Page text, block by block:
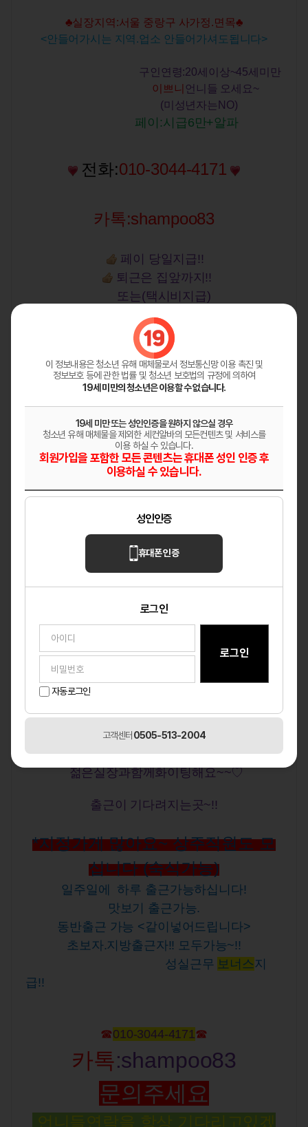
♣실장지역:서울 중랑구 사가정.면목♣
<안들어가시는 지역.업소 안들어가셔도됩니다>
구인연령:20세이상~45세미만
이쁘니 언니들 오세요~
(미성년자는NO)
페이:시급6만+알파
전화:010-3044-4171
카톡:shampoo83
페 이 당일지급!!
퇴근은 집앞까지!!
또는(택시비지급)
확실한갯수보장!!
만근출근시 보너스지급
**복장**
<슬리퍼 긴바지x>
무엇이든부담NO편하게문의하세여
콜이온다고 아무곳이나가지않습니
다~
진상이라면 바로나오셔도됩니다(눈치NO)
010-3044-4171
젊은실장과함께화이팅해요~~♡
출근이 기다려지는곳~!!
*지정가게 많아요~ 상주직원도 모
십니다 (숙식가능)
일주일에 하루 출근가능하십니다!
맛보기 출근가능.
동반출근 가능 <같이넣어드립니다>
초보자.지방출근자!! 모두가능~!!
성실근무 보너스지
급!!
☎010-3044-4171☎
카톡:shampoo83
문의주세요
이 정보내용은 청소년 유해 매체물로서 정보통신망 이용 촉진 및
정보보호 등에 관한 법률 및 청소년 보호법의 규정에 의하여
19세 미만의 청소년은 이용할 수 없습니다.
19세 미만 또는 성인인증을 원하지 않으실 경우
청소년 유해 매체물을 제외한 세컨알바의 모든컨텐츠 및 서비스를
이용 하실 수 있습니다.
회원가입을 포함한 모든 콘텐츠는 휴대폰 성인 인증 후
이용하실 수 있습니다.
성인인증
휴대폰 인증
로그인
자동로그인
고객센터0505-513-2004